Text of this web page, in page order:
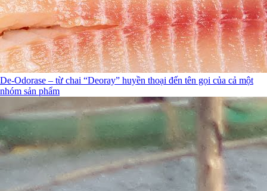
De-Odorase – từ chai “Deoray” huyền thoại đến tên gọi của cả một
nhóm sản phẩm